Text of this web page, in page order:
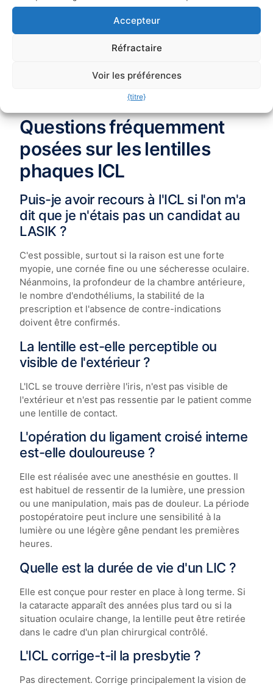
Accepteur
Réfractaire
Voir les préférences
{titre}
Comme pour toute chirurgie oculaire, les résultats
dépendent d'une bonne indication, de mesures
précises et d'un suivi postopératoire. Un ICL n'est pas
combinaison de la prescription, de la cornée, de la
intraoculaire et des attentes du patient.
Questions fréquemment
posées sur les lentilles
phaques ICL
Puis-je avoir recours à l'ICL si l'on m'a
dit que je n'étais pas un candidat au
LASIK ?
C'est possible, surtout si la raison est une forte
myopie, une cornée fine ou une sécheresse oculaire.
Néanmoins, la profondeur de la chambre antérieure,
le nombre d'endothéliums, la stabilité de la
prescription et l'absence de contre-indications
doivent être confirmés.
La lentille est-elle perceptible ou
visible de l'extérieur ?
L'ICL se trouve derrière l'iris, n'est pas visible de
l'extérieur et n'est pas ressentie par le patient comme
une lentille de contact.
L'opération du ligament croisé interne
est-elle douloureuse ?
Elle est réalisée avec une anesthésie en gouttes. Il
est habituel de ressentir de la lumière, une pression
ou une manipulation, mais pas de douleur. La période
postopératoire peut inclure une sensibilité à la
lumière ou une légère gêne pendant les premières
heures.
Quelle est la durée de vie d'un LIC ?
Elle est conçue pour rester en place à long terme. Si
la cataracte apparaît des années plus tard ou si la
situation oculaire change, la lentille peut être retirée
dans le cadre d'un plan chirurgical contrôlé.
L'ICL corrige-t-il la presbytie ?
Pas directement. Corrige principalement la vision de